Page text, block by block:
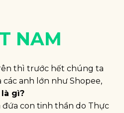
NAM
thì trước hết chúng ta
anh lớn như Shopee,
là gì?
đứa con tinh thần do Thực